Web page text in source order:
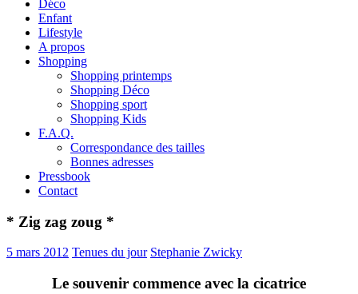
Déco
Enfant
Lifestyle
A propos
Shopping
Shopping printemps
Shopping Déco
Shopping sport
Shopping Kids
F.A.Q.
Correspondance des tailles
Bonnes adresses
Pressbook
Contact
* Zig zag zoug *
5 mars 2012 Tenues du jour Stephanie Zwicky
Le souvenir commence avec la cicatrice